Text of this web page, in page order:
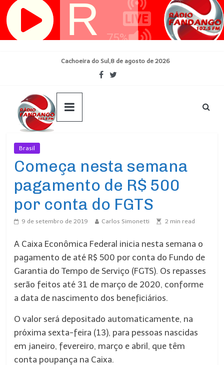
Pular
para
Cachoeira do Sul,8 de agosto de 2026
Brasil
Começa nesta semana
pagamento de R$ 500
por conta do FGTS
9 de setembro de 2019 Carlos Simonetti 2 min read
A Caixa Econômica Federal inicia nesta semana o
pagamento de até R$ 500 por conta do Fundo de
Garantia do Tempo de Serviço (FGTS). Os repasses
serão feitos até 31 de março de 2020, conforme
a data de nascimento dos beneficiários.
O valor será depositado automaticamente, na
próxima sexta-feira (13), para pessoas nascidas
em janeiro, fevereiro, março e abril, que têm
conta poupança na Caixa.